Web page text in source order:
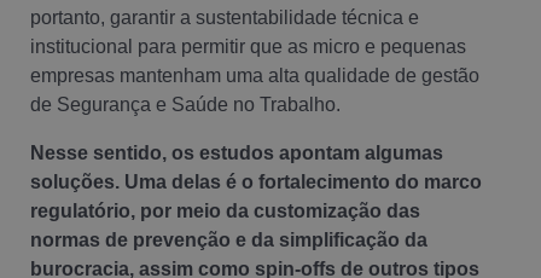
portanto, garantir a sustentabilidade técnica e
institucional para permitir que as micro e pequenas
empresas mantenham uma alta qualidade de gestão
de Segurança e Saúde no Trabalho.
Nesse sentido, os estudos apontam algumas
soluções. Uma delas é o fortalecimento do marco
regulatório, por meio da customização das
normas de prevenção e da simplificação da
burocracia, assim como spin-offs de outros tipos